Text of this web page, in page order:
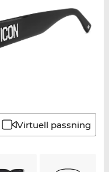
Virtuell passning